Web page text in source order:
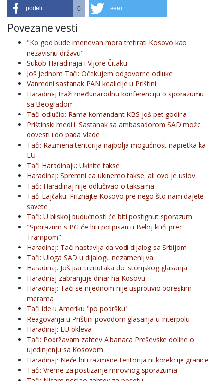
podeli 0 твеет
Povezane vesti
"Ko god bude imenovan mora tretirati Kosovo kao
nezavisnu državu"
Sukob Haradinaja i Vljore Čitaku
Još jednom Tači: Očekujem odgovorne odluke
Vanredni sastanak PAN koalicije u Prištini
Haradinaj traži međunarodnu konferenciju o sporazumu
sa Beogradom
Tači odlučio: Rama komandant KBS još pet godina
Prištinski mediji: Sastanak sa ambasadorom SAD može
dovesti i do pada Vlade
Tači: Razmena teritorija najbolja mogućnost napretka ka
EU
Tači Haradinaju: Ukinite takse
Haradinaj: Spremni da ukinemo takse, ali ovo je uslov
Tači: Haradinaj nije odlučivao o taksama
Tači Lajčaku: Priznajte Kosovo pre nego što nam dajete
savete
Tači: U bliskoj budućnosti će biti postignut sporazum
"Sporazum s BG će biti potpisan u Beloj kući pred
Trampom"
Haradinaj: Tači nastavlja da vodi dijalog sa Srbijom
Tači: Uloga SAD u dijalogu nezamenljiva
Haradinaj: Još par trenutaka do istorijskog glasanja
Haradinaj zabranjuje dinar na Kosovu
Haradinaj: Tači se nijednom nije usprotivio poreskim
merama
Tači ide u Ameriku "po podršku"
Reagovanja u Prištini povodom glasanja u Interpolu
Haradinaj: EU okleva
Tači: Podržavam zahtev Albanaca Preševske doline o
ujedinjenju sa Kosovom
Haradinaj: Neće biti razmene teritorija ni korekcije granice
Tači: Vreme za postizanje mirovnog sporazuma